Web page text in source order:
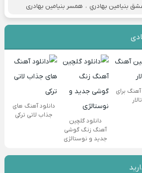
بنيامين بهادري ، همسر بنیامین بهادری
برای
تالار
دانلود گلچین
آهنگ زنگ گوشی
جدید و نوستالژی
دانلود آهنگ های
جذاب لاتی ترکی